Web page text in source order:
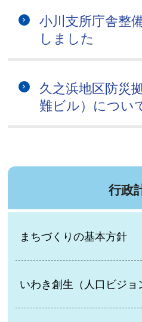
小川支所庁舎整
しました
久之浜地区防災
難ビル）につい
行政
まちづくりの基本方針
いわき創生（人口ビジョ